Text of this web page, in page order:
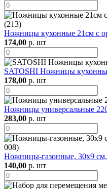
Ножницы кухонные 21см с
174,00 р. шт
SATOSHI Ножницы
178,00 р. шт
Ножницы универсальные
283,00 р. шт
Ножницы-газонные, 30х9
140,00 р. шт